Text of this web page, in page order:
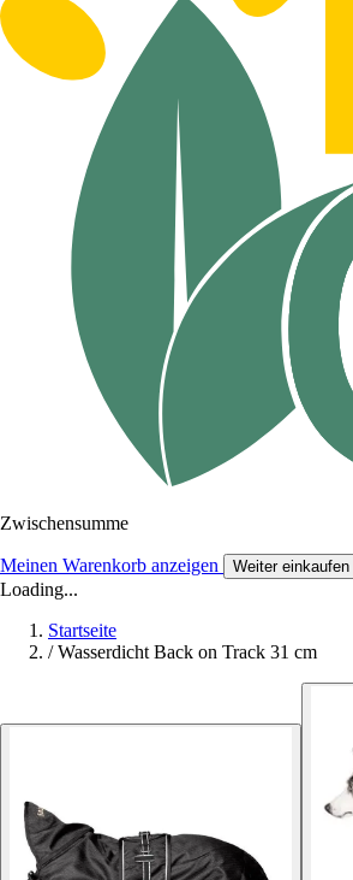
Zwischensumme
Meinen Warenkorb anzeigen Weiter einkaufen
Loading...
Startseite
/ Wasserdicht Back on Track 31 cm